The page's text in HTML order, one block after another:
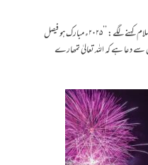
آج شام ایک دوست ملنے آئے تو آتے ہی بعد سلام کہنے لگے: ’’۲۰۲۵ء مبارک ہو فیصل
دعا ہے کہ اللہ تعالیٰ تمھارے